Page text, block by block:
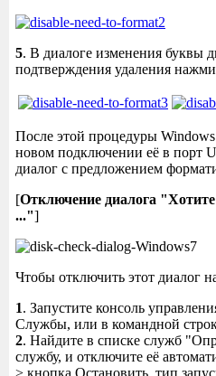
5. В диалоге изменения буквы
подтверждения удаления
После этой процедуры
новом подключении её в порт
диалог с предложением
[Отключение диалога
..."]
Чтобы отключить этот диалог
1. Запустите консоль
Службы, или в командной
2. Найдите в списке служб
службу, и отключите её
> кнопка Остановить, тип